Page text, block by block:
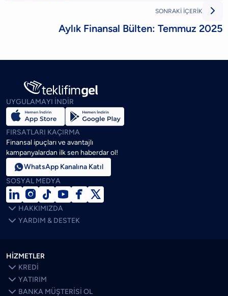
SONRAKİ İÇERİK 
Aylık Finansal Bülten: Temmuz 2025
UYGULAMAYI İNDİR
FIRSATLARI KAÇIRMA
Finansal ipuçları ve avantajlı
kampanyalardan ilk sen haberdar ol!
WhatsApp Kanalına Katıl
SOSYAL MEDYA
    

 HAKKIMIZDA
 YARDIM & DESTEK
HİZMETLER
 KREDİ
 YATIRIM
 BANKA MÜŞTERİSİ OL